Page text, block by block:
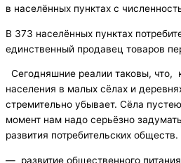
в населённых пунктах с
В 373 населённых пунктах
единственный продавец товаров
Сегодняшние реалии таковы, что,
населения в малых сёлах и
стремительно убывает. Сёла
момент нам надо серьёзно
развития потребительских
— развитие общественного